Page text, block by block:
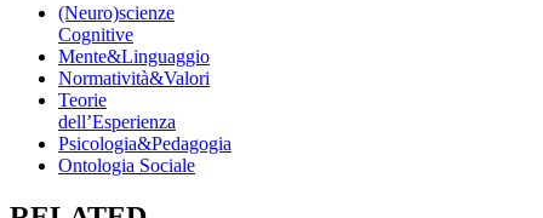
(Neuro)scienze
Cognitive
Mente&Linguaggio
Normatività&Valori
Teorie
dell’Esperienza
Psicologia&Pedagogia
Ontologia Sociale